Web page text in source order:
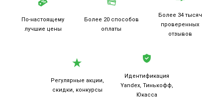
По-настоящему
лучшие цены
Более 20 способов
оплаты
Более 34 тысяч
проверенных
отзывов
Регулярные акции,
скидки, конкурсы
Идентификация
Yandex, Тинькофф,
Юкасса